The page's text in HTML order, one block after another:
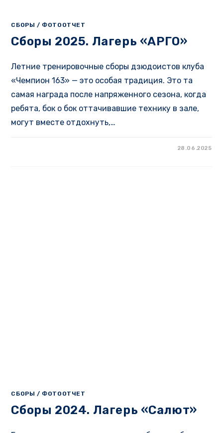
СБОРЫ / ФОТООТЧЕТ
Сборы 2025. Лагерь «АРГО»
Летние тренировочные сборы дзюдоистов клуба
«Чемпион 163» — это особая традиция. Это та
самая награда после напряженного сезона, когда
ребята, бок о бок оттачивавшие технику в зале,
могут вместе отдохнуть,…
28.06.2025
СБОРЫ / ФОТООТЧЕТ
Сборы 2024. Лагерь «Салют»